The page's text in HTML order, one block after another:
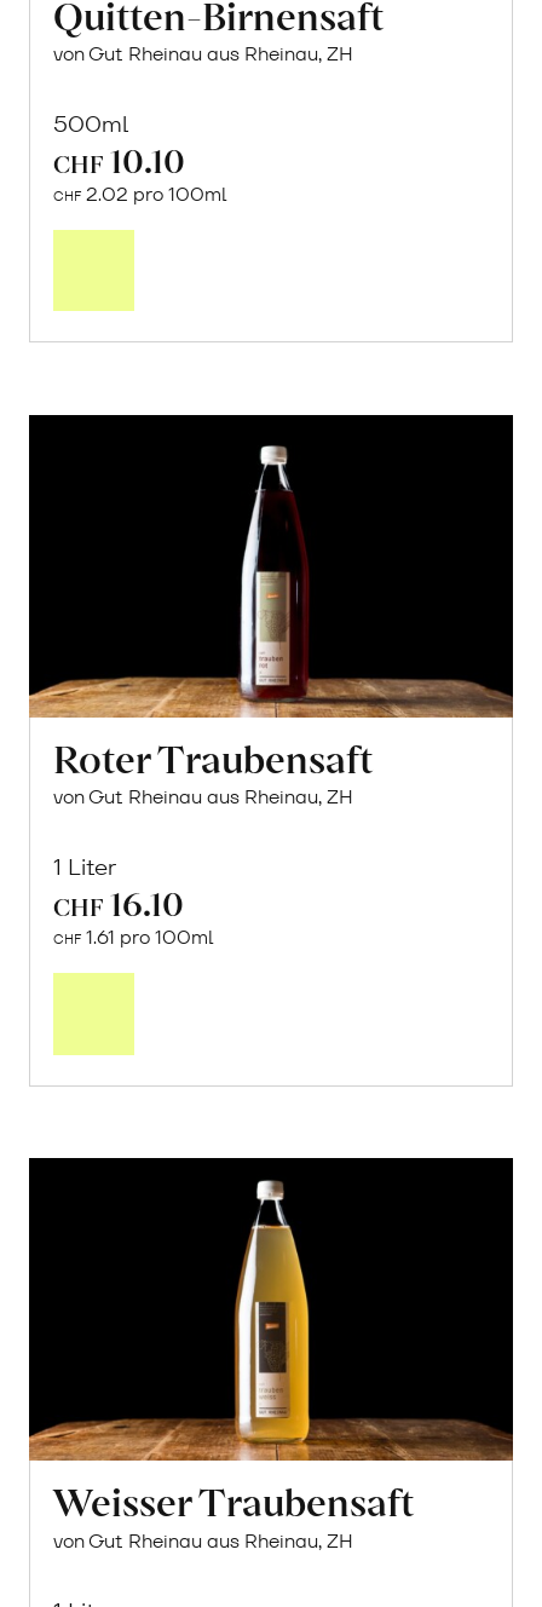
Quitten-Birnensaft
von Gut Rheinau aus Rheinau, ZH
500ml
CHF 10.10
CHF 2.02 pro 100ml
Roter Traubensaft
von Gut Rheinau aus Rheinau, ZH
1 Liter
CHF 16.10
CHF 1.61 pro 100ml
Weisser Traubensaft
von Gut Rheinau aus Rheinau, ZH